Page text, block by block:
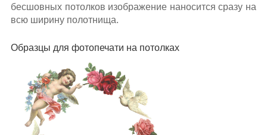
бесшовных потолков изображение наносится сразу на
всю ширину полотнища.
Образцы для фотопечати на потолках